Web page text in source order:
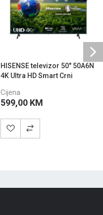
HISENSE televizor 50" 50A6N
4K Ultra HD Smart Crni
599,00 KM
Cijena